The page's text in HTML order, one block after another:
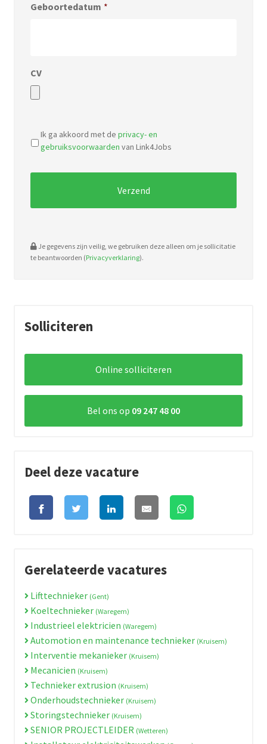
Geboortedatum *
CV
types:
pdf,
doc.
Ik ga akkoord met de privacy- en
gebruiksvoorwaarden van Link4Jobs
Je gegevens zijn veilig, we gebruiken deze alleen om je sollicitatie
te beantwoorden (Privacyverklaring).
Solliciteren
Online solliciteren
Bel ons op 09 247 48 00
Deel deze vacature
Gerelateerde vacatures
Lifttechnieker (Gent)
Koeltechnieker (Waregem)
Industrieel elektricien (Waregem)
Automotion en maintenance technieker (Kruisem)
Interventie mekanieker (Kruisem)
Mecanicien (Kruisem)
Technieker extrusion (Kruisem)
Onderhoudstechnieker (Kruisem)
Storingstechnieker (Kruisem)
SENIOR PROJECTLEIDER (Wetteren)